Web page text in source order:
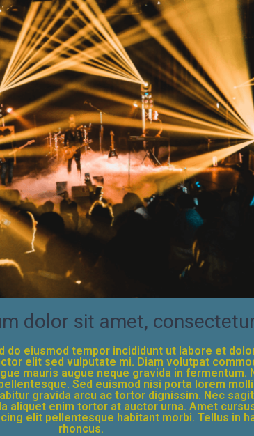
dolor sit amet,
eiusmod tempor incididunt ut labore et
elit sed vulputate mi. Diam volutpat
mauris augue neque gravida in fermentum.
Sed euismod nisi porta lorem
gravida arcu ac tortor dignissim. Nec
aliquet enim tortor at auctor urna. Amet
elit pellentesque habitant morbi. Tellus in
rhoncus.